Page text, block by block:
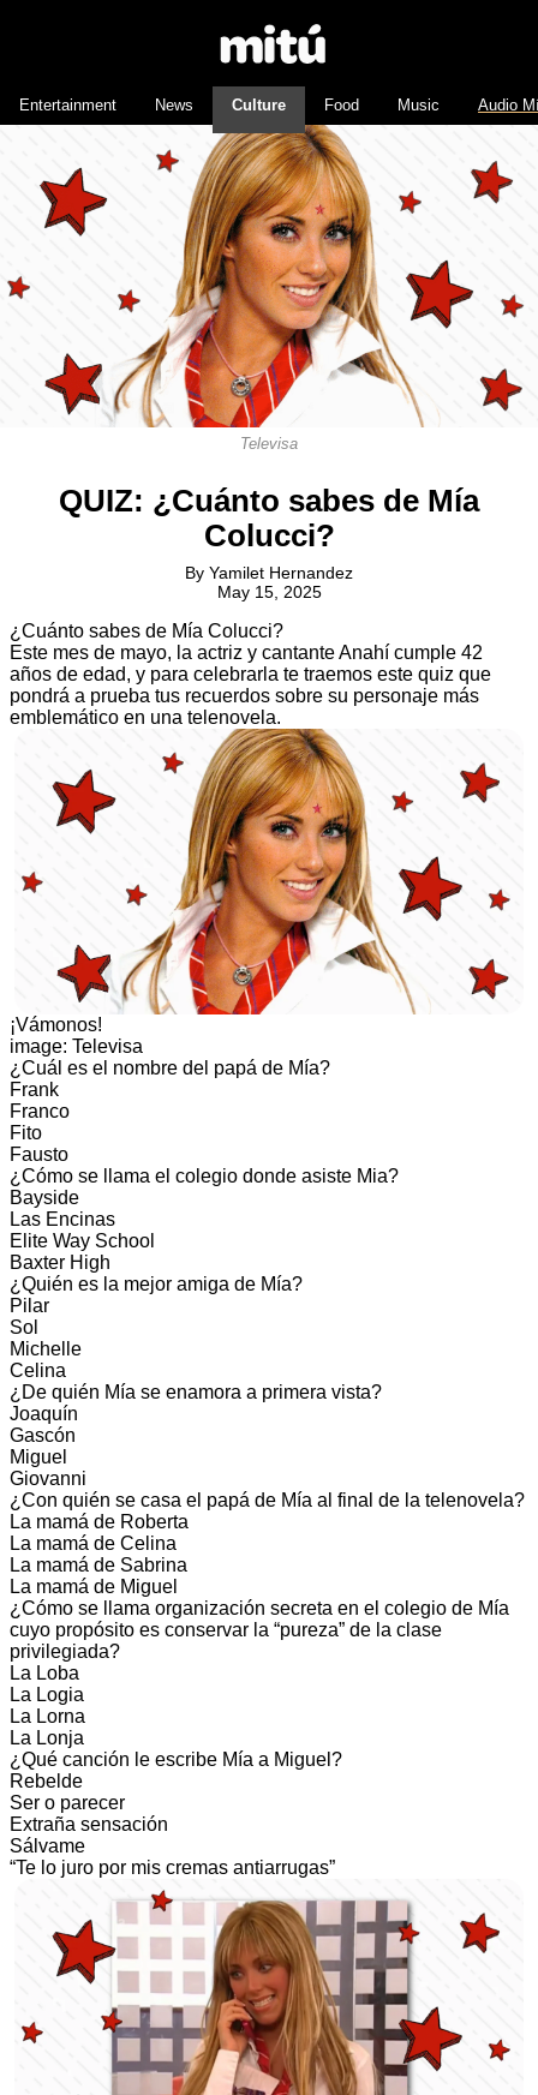
Entertainment News Culture Food Music Audio
Televisa
QUIZ: ¿Cuánto sabes de Mía
Colucci?
By Yamilet Hernandez
May 15, 2025
¿Cuánto sabes de Mía Colucci?
Este mes de mayo, la actriz y cantante Anahí cumple 42
años de edad, y para celebrarla te traemos este quiz que
pondrá a prueba tus recuerdos sobre su personaje más
emblemático en una telenovela.
¡Vámonos!
image: Televisa
¿Cuál es el nombre del papá de Mía?
Frank
Franco
Fito
Fausto
¿Cómo se llama el colegio donde asiste Mia?
Bayside
Las Encinas
Elite Way School
Baxter High
¿Quién es la mejor amiga de Mía?
Pilar
Sol
Michelle
Celina
¿De quién Mía se enamora a primera vista?
Joaquín
Gascón
Miguel
Giovanni
¿Con quién se casa el papá de Mía al final de la telenovela?
La mamá de Roberta
La mamá de Celina
La mamá de Sabrina
La mamá de Miguel
¿Cómo se llama organización secreta en el colegio de Mía
cuyo propósito es conservar la “pureza” de la clase
privilegiada?
La Loba
La Logia
La Lorna
La Lonja
¿Qué canción le escribe Mía a Miguel?
Rebelde
Ser o parecer
Extraña sensación
Sálvame
“Te lo juro por mis cremas antiarrugas”